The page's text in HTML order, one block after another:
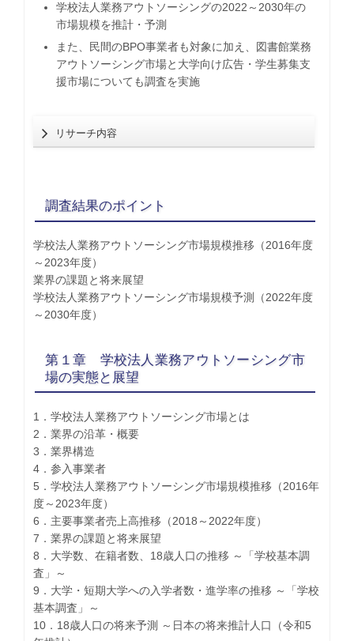
学校法人業務アウトソーシングの2022～2030年の
市場規模を推計・予測
また、民間のBPO事業者も対象に加え、図書館業務
アウトソーシング市場と大学向け広告・学生募集支
援市場についても調査を実施
リサーチ内容
調査結果のポイント
学校法人業務アウトソーシング市場規模推移（2016年度
～2023年度）
業界の課題と将来展望
学校法人業務アウトソーシング市場規模予測（2022年度
～2030年度）
第１章 学校法人業務アウトソーシング市
場の実態と展望
1．学校法人業務アウトソーシング市場とは
2．業界の沿革・概要
3．業界構造
4．参入事業者
5．学校法人業務アウトソーシング市場規模推移（2016年
度～2023年度）
6．主要事業者売上高推移（2018～2022年度）
7．業界の課題と将来展望
8．大学数、在籍者数、18歳人口の推移 ～「学校基本調
査」～
9．大学・短期大学への入学者数・進学率の推移 ～「学校
基本調査」～
10．18歳人口の将来予測 ～日本の将来推計人口（令和5